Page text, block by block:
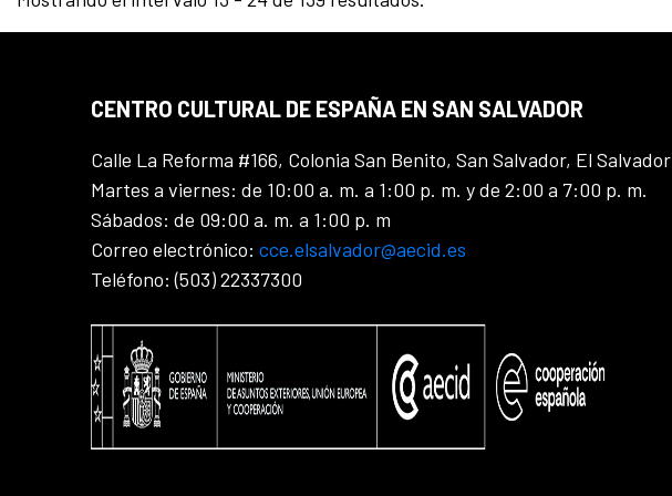
CENTRO CULTURAL DE ESPAÑA EN SAN SALVADOR
Calle La Reforma #166, Colonia San Benito, San Salvador, El Salvador
Martes a viernes: de 10:00 a. m. a 1:00 p. m. y de 2:00 a 7:00 p. m.
Sábados: de 09:00 a. m. a 1:00 p. m
Correo electrónico: cce.elsalvador@aecid.es
Teléfono: (503) 22337300